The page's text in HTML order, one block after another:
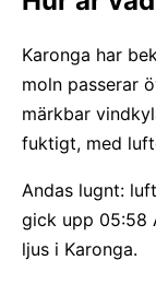
Karonga har
moln passerar
märkbar
fuktigt, med
Andas lugnt:
gick upp 05:58
ljus i Karonga.